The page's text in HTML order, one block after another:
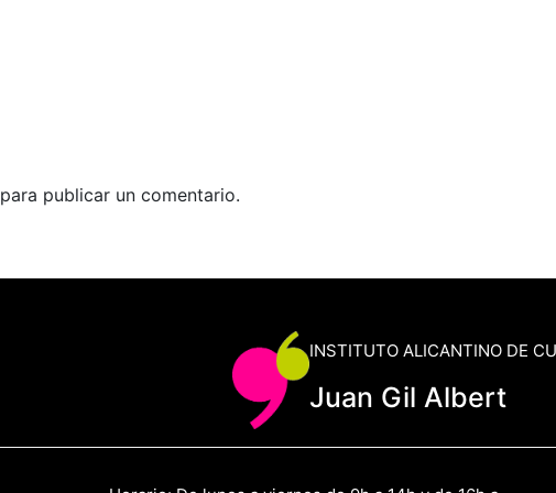
para publicar un comentario.
INSTITUTO ALICANTINO DE
Juan Gil Albert